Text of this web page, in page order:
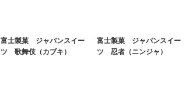
富士製菓 ジャパンスイー
ツ 歌舞伎（カブキ）
富士製菓 ジャパンスイー
ツ 忍者（ニンジャ）